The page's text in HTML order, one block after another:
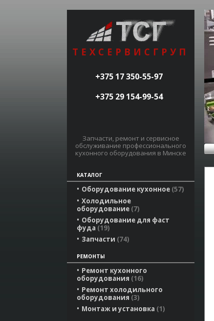
ТЕХСЕРВИСГРУП
+375 17 350-55-97
+375 29 154-99-54
Запчасти, ремонт и сервисное
обслуживание профессионального
кухонного оборудования в Минске
КАТАЛОГ
Оборудование кухонное 57
Холодильное
оборудование 7
Оборудование для фаст
фуда 19
Запчасти 74
РЕМОНТЫ
Ремонт кухонного
оборудования 16
Ремонт холодильного
оборудования 3
Монтаж и установка 1